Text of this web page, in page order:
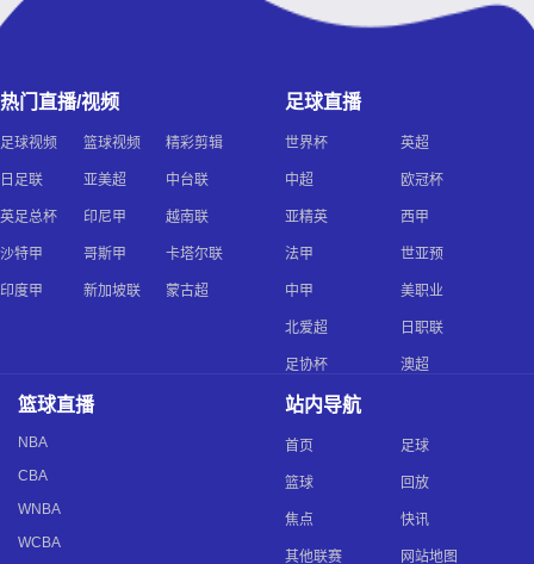
热门直播/视频
足球视频 篮球视频 精彩剪辑
日足联 亚美超 中台联
英足总杯 印尼甲 越南联
沙特甲 哥斯甲 卡塔尔联
印度甲 新加坡联 蒙古超
足球直播
世界杯 英超
中超 欧冠杯
亚精英 西甲
法甲 世亚预
中甲 美职业
北爱超 日职联
足协杯 澳超
篮球直播
NBA
CBA
WNBA
WCBA
站内导航
首页 足球
篮球 回放
焦点 快讯
其他联赛 网站地图